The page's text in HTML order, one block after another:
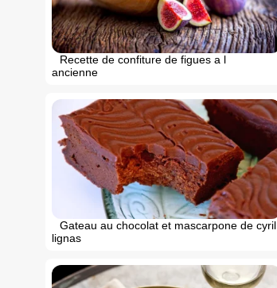
Recette de confiture de figues a l
ancienne
Gateau au chocolat et mascarpone de cyril
lignas